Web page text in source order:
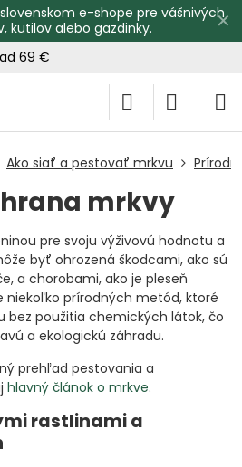
✕
e-shope pre vášnivých
kutilov alebo gazdinky.
69 €
Ako siať a pestovať mrkvu
mrkvy
pre svoju výživovú hodnotu a
byť ohrozená škodcami, ako sú
a chorobami, ako je pleseň
niekoľko prírodných metód, ktoré
použitia chemických látok, čo
a ekologickú záhradu.
prehľad pestovania a
hlavný článok o mrkve.
rastlinami a